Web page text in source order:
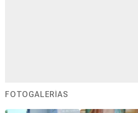
FOTOGALERÍAS